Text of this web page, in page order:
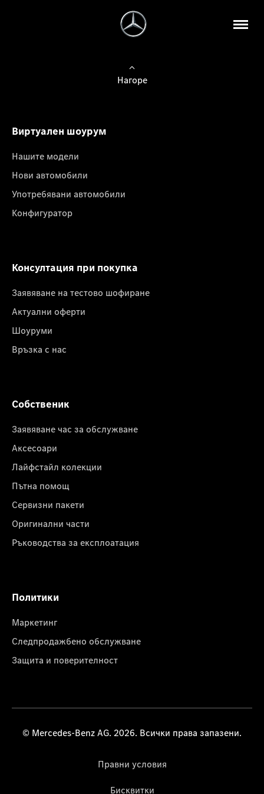
Нагоре
Виртуален шоурум
Нашите модели
Нови автомобили
Употребявани автомобили
Конфигуратор
Консултация при покупка
Заявяване на тестово шофиране
Актуални оферти
Шоуруми
Връзка с нас
Собственик
Заявяване час за обслужване
Аксесоари
Лайфстайл колекции
Пътна помощ
Сервизни пакети
Оригинални части
Ръководства за експлоатация
Политики
Маркетинг
Следпродажбено обслужване
Защита и поверителност
© Mercedes-Benz AG. 2026. Всички права запазени.
Правни условия
Бисквитки